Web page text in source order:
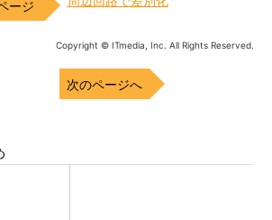
Copyright © ITmedia, Inc. All Rights Reserved.
次のページへ